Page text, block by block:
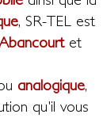
, SR-TEL est
et
analogique,
qu'il vous